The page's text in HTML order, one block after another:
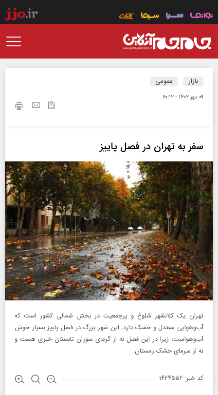
بازار عمومی
۰۹ مهر ۱۴۰۲ - ۲۰:۱۲
سفر به تهران در فصل پاییز
تهران یک کلانشهر شلوغ و پرجمعیت در بخش شمالی کشور است که
آب‌وهوایی معتدل و خشک دارد. این شهر بزرگ در فصل پاییز بسیار خوش‌
آب‌وهواست؛ زیرا در این فصل نه از گرمای سوزان تابستان خبری هست و
نه از سرمای خشک زمستان.
کد خبر: ۱۴۲۴۵۵۲